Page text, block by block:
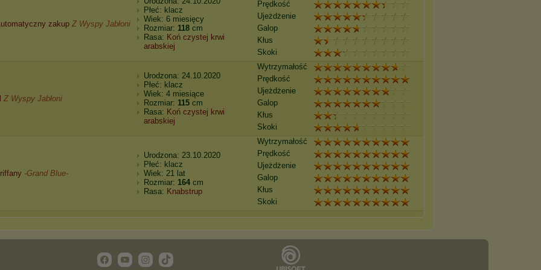
zakup Z Wyspy Jabłoni
Płeć: klacz
Wiek: 6 miesięcy
Rozmiar: 118 cm
Rasa: Koń czystej krwi
arabskiej
Prędkość
Ujeżdżenie
Galop
Kłus
Skoki
Z Wyspy Jabłoni
Urodzona: 24.10.2020
Płeć: klacz
Wiek: 4 miesiące
Rozmiar: 115 cm
Rasa: Koń czystej krwi
arabskiej
Wytrzymałość
Prędkość
Ujeżdżenie
Galop
Kłus
Skoki
-Grand Blue-
Urodzona: 23.10.2020
Płeć: klacz
Wiek: 21 lat
Rozmiar: 164 cm
Rasa: Knabstrup
Wytrzymałość
Prędkość
Ujeżdżenie
Galop
Kłus
Skoki